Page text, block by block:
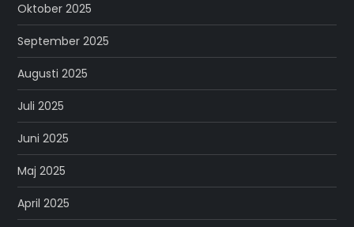
Oktober 2025
September 2025
Augusti 2025
Juli 2025
Juni 2025
Maj 2025
April 2025